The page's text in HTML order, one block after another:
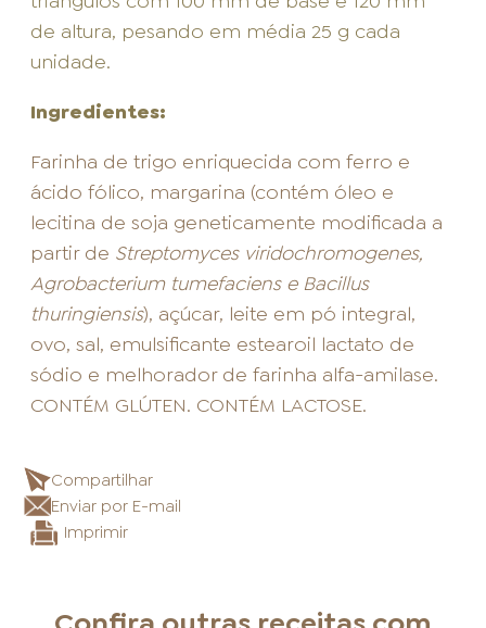
de altura, pesando em média 25 g cada
unidade.
Ingredientes:
Farinha de trigo enriquecida com ferro e
ácido fólico, margarina (contém óleo e
lecitina de soja geneticamente modificada a
partir de Streptomyces viridochromogenes,
Agrobacterium tumefaciens e Bacillus
thuringiensis), açúcar, leite em pó integral,
ovo, sal, emulsificante estearoil lactato de
sódio e melhorador de farinha alfa-amilase.
CONTÉM GLÚTEN. CONTÉM LACTOSE.
Compartilhar
Enviar por E-mail
Imprimir